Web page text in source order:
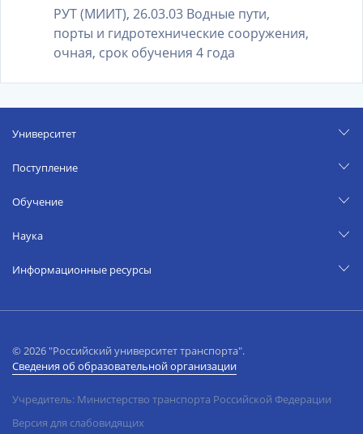
РУТ (МИИТ), 26.03.03 Водные пути,
порты и гидротехнические сооружения,
очная, срок обучения 4 года
Университет
Поступление
Обучение
Наука
Информационные ресурсы
© 2026 "Российский университет транспорта".
Сведения об образовательной организации
Учредитель: Министерство транспорта Российской Федерации
Версия для слабовидящих